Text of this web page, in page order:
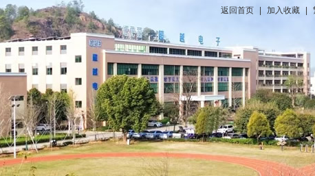
返回首页 加入收藏